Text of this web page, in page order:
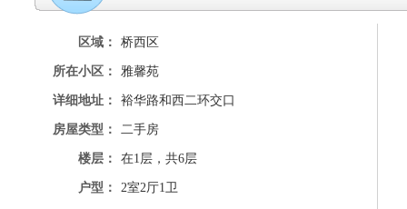
区域： 桥西区
所在小区： 雅馨苑
详细地址： 裕华路和西二环交口
房屋类型： 二手房
楼层： 在1层，共6层
户型： 2室2厅1卫